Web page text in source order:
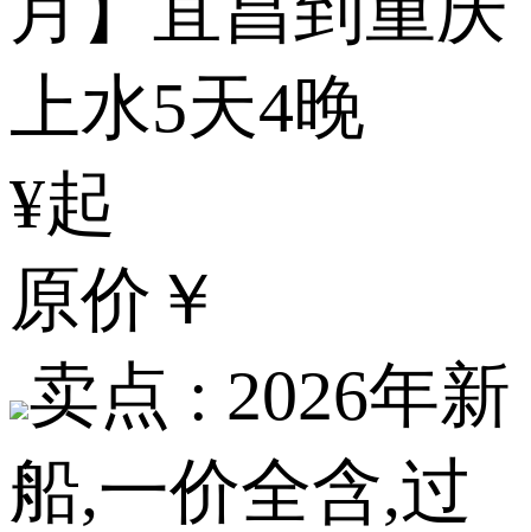
上水5天4晚
¥起
原价 ￥
卖点 : 2026年新
船,一价全含,过